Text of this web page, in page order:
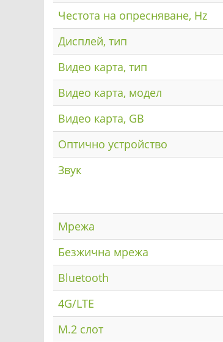
Честота на опресняване, Hz
Дисплей, тип
Видео карта, тип
Видео карта, модел
Видео карта, GB
Оптично устройство
Звук
Мрежа
Безжична мрежа
Bluetooth
4G/LTE
M.2 слот